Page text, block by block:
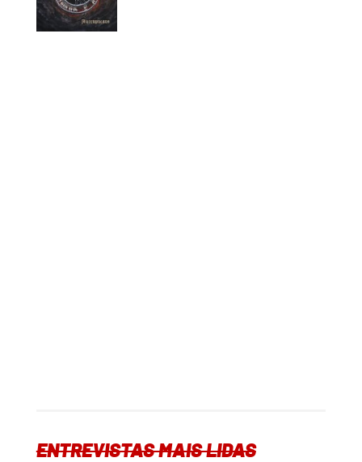
ENTREVISTAS MAIS LIDAS